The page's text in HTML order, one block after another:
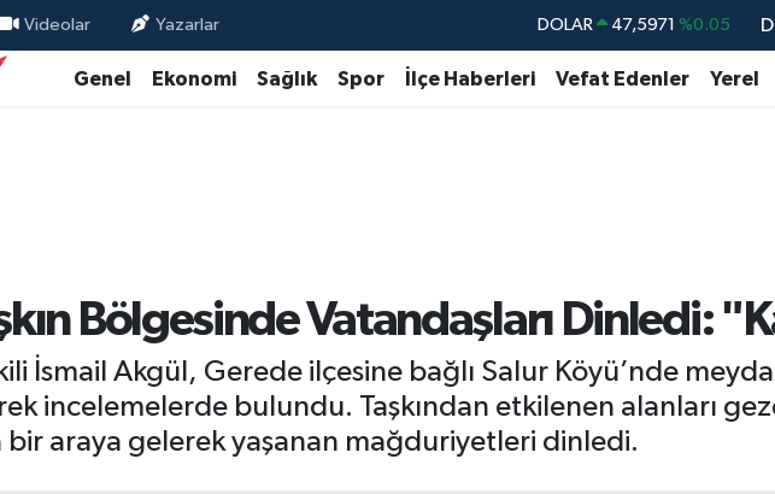
Videolar Yazarlar DOLAR 47,5971 %0.05
EURO 55,1336 %0.18
Genel Ekonomi Sağlık Spor İlçe Haberleri Vefat Edenler Yerel
Bölgesinde Vatandaşları Dinledi:
İsmail Akgül, Gerede ilçesine bağlı Salur Köyü’nde
incelemelerde bulundu. Taşkından etkilenen alanları
araya gelerek yaşanan mağduriyetleri dinledi.